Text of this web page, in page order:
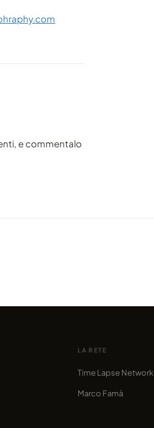
e commentalo
LA RETE
Time Lapse Network
Marco Famà